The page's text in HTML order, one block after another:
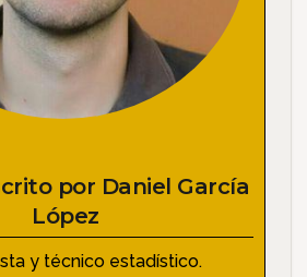
por Daniel García
López
y técnico estadístico.